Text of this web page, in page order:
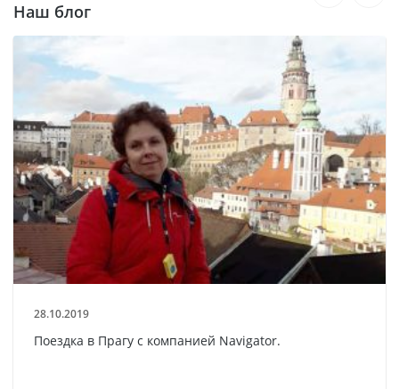
Наш блог
28.10.2019
Поездка в Прагу с компанией Navigator.